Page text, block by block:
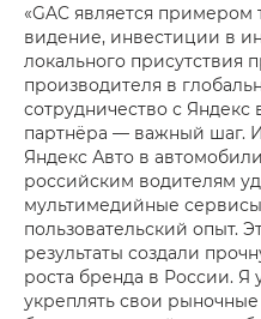
«GAC является примером
видение, инвестиции в
локального присутствия
производителя в
сотрудничество с Яндекс
партнёра — важный шаг.
Яндекс Авто в
российским водителям
мультимедийные
пользовательский опыт.
результаты создали
роста бренда в России. Я
укреплять свои